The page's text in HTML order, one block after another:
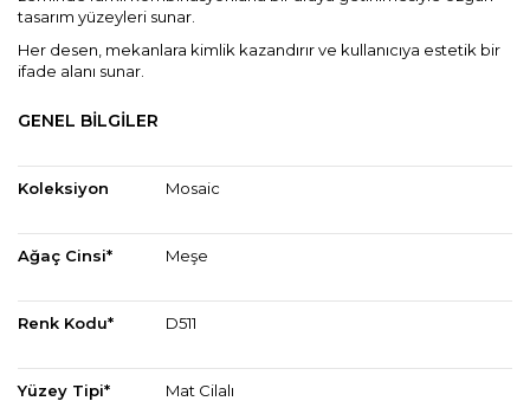
tasarım yüzeyleri sunar.
Her desen, mekanlara kimlik kazandırır ve kullanıcıya estetik bir
ifade alanı sunar.
GENEL BİLGİLER
Koleksiyon Mosaic
Ağaç Cinsi* Meşe
Renk Kodu* D511
Yüzey Tipi* Mat Cilalı